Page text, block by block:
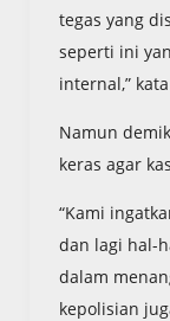
tegas yang
seperti ini
internal,”
Namun
keras agar
“Kami
dan lagi hal-
dalam
kepolisian